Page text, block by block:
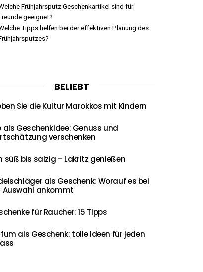
Frühjahrsputz Geschenkartikel sind für
geeignet?
Tipps helfen bei der effektiven Planung des
BELIEBT
Sie die Kultur Marokkos mit Kindern
als Geschenkidee: Genuss und
verschenken
süß bis salzig – Lakritz genießen
als Geschenk: Worauf es bei
Auswahl ankommt
für Raucher: 15 Tipps
als Geschenk: tolle Ideen für jeden